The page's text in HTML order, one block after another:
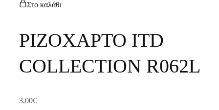
Στο καλάθι
ΡΙΖΟΧΑΡΤΟ ITD
COLLECTION R062L
3,00€